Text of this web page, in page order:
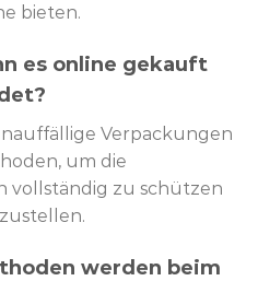
bieten.
es online gekauft
Verpackungen
um die
vollständig zu schützen
werden beim